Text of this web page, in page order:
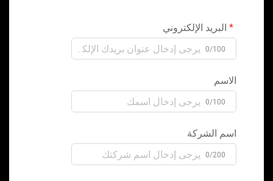
البريد الإلكتروني
0/100
الاسم
0/100
اسم الشركة
0/200